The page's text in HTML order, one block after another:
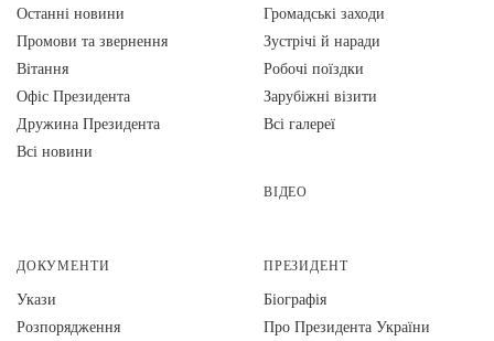
Останні новини
Промови та звернення
Вiтання
Офіс Президента
Дружина Президента
Всі новини
Громадські заходи
Зустрічі й наради
Робочі поїздки
Зарубіжні візити
Всі галереї
ВІДЕО
ДОКУМЕНТИ
Укази
Розпорядження
ПРЕЗИДЕНТ
Біографія
Про Президента України